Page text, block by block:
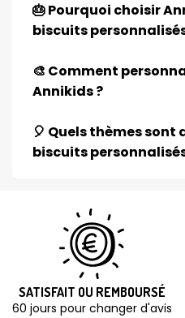
🎂 Pourquoi choisir
biscuits
🎨 Comment
Annikids ?
🎈 Quels thèmes
biscuits
SATISFAIT OU REMBOURSÉ
60 jours pour changer d'avis